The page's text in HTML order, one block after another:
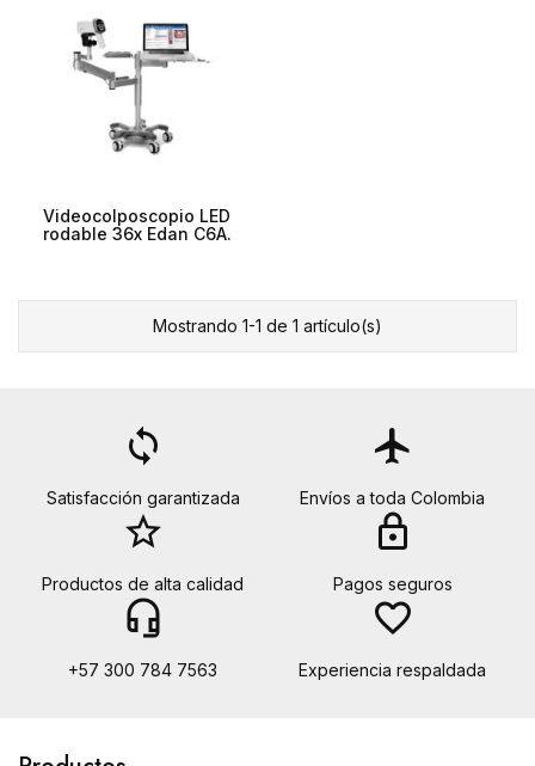
Videocolposcopio LED
rodable 36x Edan C6A.
Mostrando 1-1 de 1 artículo(s)
loop
Satisfacción garantizada
flight
Envíos a toda Colombia
star_border
Productos de alta calidad
lock
Pagos seguros
headset_mic
+57 300 784 7563
favorite_border
Experiencia respaldada